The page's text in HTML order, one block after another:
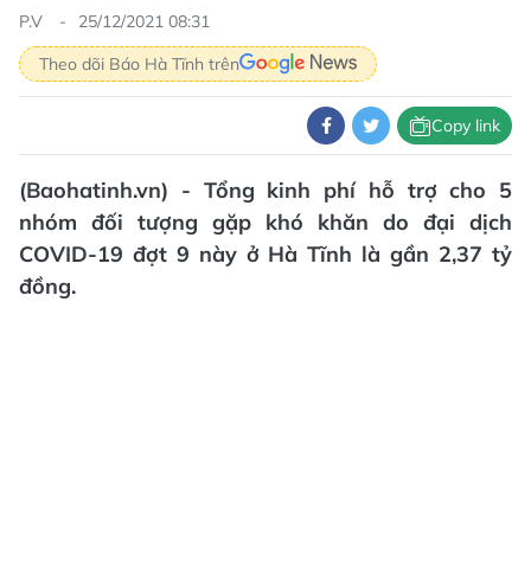
P.V
25/12/2021 08:31
Theo dõi Báo Hà Tĩnh trên
Copy link
(Baohatinh.vn) - Tổng kinh phí hỗ trợ cho 5
nhóm đối tượng gặp khó khăn do đại dịch
COVID-19 đợt 9 này ở Hà Tĩnh là gần 2,37 tỷ
đồng.